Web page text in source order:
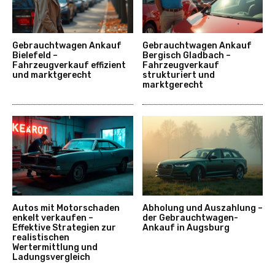
Gebrauchtwagen Ankauf
Bielefeld –
Fahrzeugverkauf effizient
und marktgerecht
Gebrauchtwagen Ankauf
Bergisch Gladbach –
Fahrzeugverkauf
strukturiert und
marktgerecht
Autos mit Motorschaden
enkelt verkaufen –
Effektive Strategien zur
realistischen
Wertermittlung und
Ladungsvergleich
Abholung und Auszahlung –
der Gebrauchtwagen-
Ankauf in Augsburg